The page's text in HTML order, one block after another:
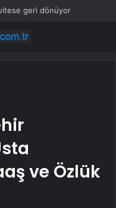
geri dönüyor
ve Özlük